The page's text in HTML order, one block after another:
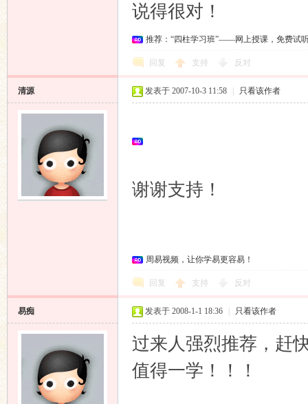
说得很对！
推荐：“四柱学习班”——网上授课，免费试
回复 支持 反对
清源 发表于 2007-10-3 11:58 只看该作者
谢谢支持！
周易视频，让你学易更容易！
回复 支持 反对
易痴 发表于 2008-1-1 18:36 只看该作者
过来人强烈推荐，赶
值得一学！！！